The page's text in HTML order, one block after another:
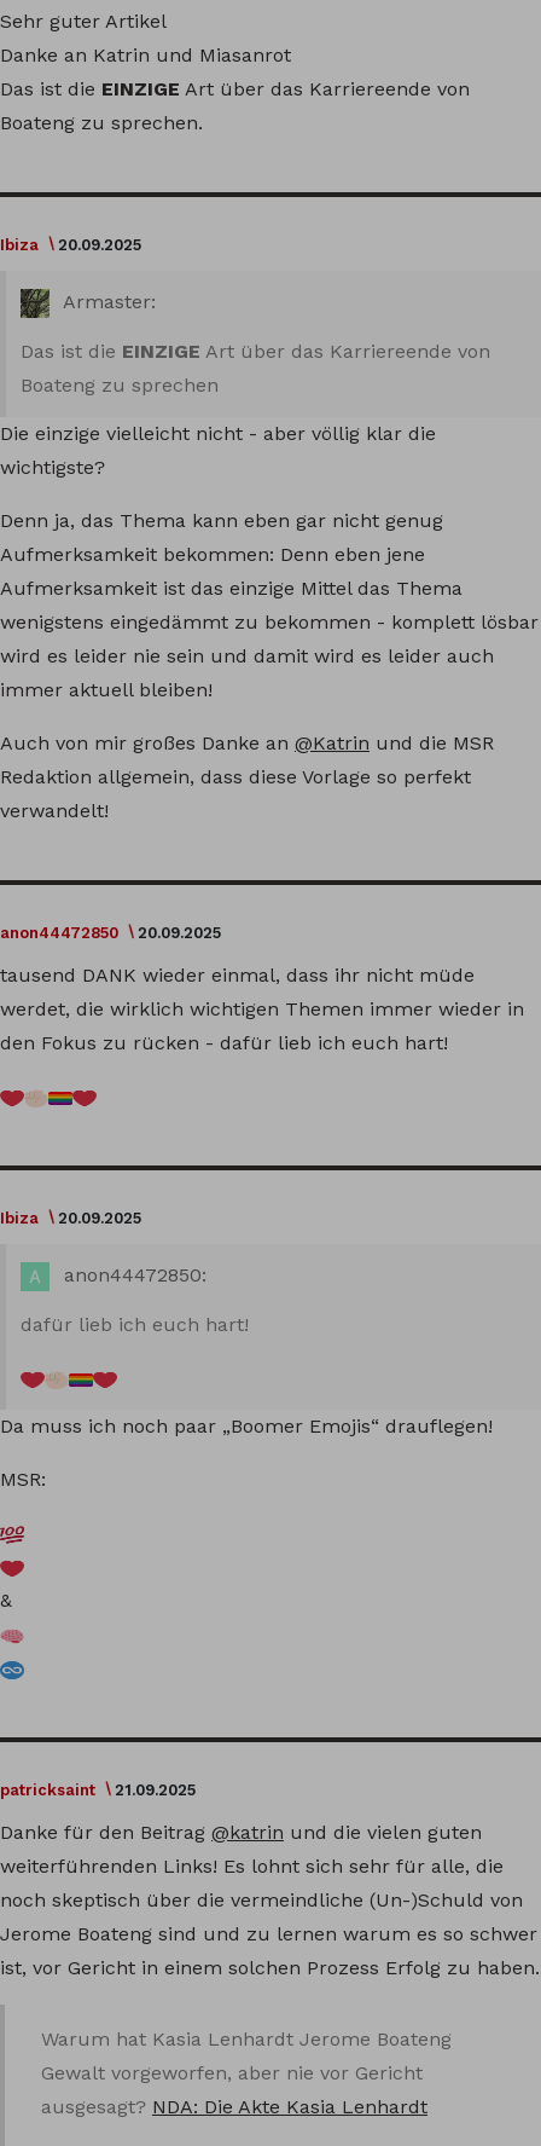
Sehr guter Artikel
Danke an Katrin und Miasanrot
Das ist die EINZIGE Art über das Karriereende von
Boateng zu sprechen.
Ibiza 20.09.2025
Armaster:
Das ist die EINZIGE Art über das Karriereende von
Boateng zu sprechen
Die einzige vielleicht nicht - aber völlig klar die
wichtigste?
Denn ja, das Thema kann eben gar nicht genug
Aufmerksamkeit bekommen: Denn eben jene
Aufmerksamkeit ist das einzige Mittel das Thema
wenigstens eingedämmt zu bekommen - komplett lösbar
wird es leider nie sein und damit wird es leider auch
immer aktuell bleiben!
Auch von mir großes Danke an @Katrin und die MSR
Redaktion allgemein, dass diese Vorlage so perfekt
verwandelt!
anon44472850 20.09.2025
tausend DANK wieder einmal, dass ihr nicht müde
werdet, die wirklich wichtigen Themen immer wieder in
den Fokus zu rücken - dafür lieb ich euch hart!
Ibiza 20.09.2025
anon44472850:
dafür lieb ich euch hart!
Da muss ich noch paar „Boomer Emojis“ drauflegen!
MSR:
&
patricksaint 21.09.2025
Danke für den Beitrag @katrin und die vielen guten
weiterführenden Links! Es lohnt sich sehr für alle, die
noch skeptisch über die vermeindliche (Un-)Schuld von
Jerome Boateng sind und zu lernen warum es so schwer
ist, vor Gericht in einem solchen Prozess Erfolg zu haben.
Warum hat Kasia Lenhardt Jerome Boateng
Gewalt vorgeworfen, aber nie vor Gericht
ausgesagt? NDA: Die Akte Kasia Lenhardt